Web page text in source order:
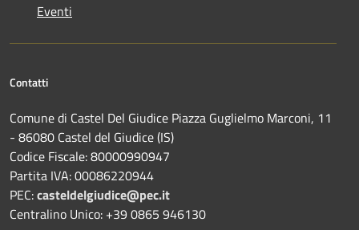
Eventi
Contatti
Comune di Castel Del Giudice Piazza Guglielmo Marconi, 11
- 86080 Castel del Giudice (IS)
Codice Fiscale: 80000990947
Partita IVA: 00086220944
PEC:casteldelgiudice@pec.it
Centralino Unico: +39 0865 946130